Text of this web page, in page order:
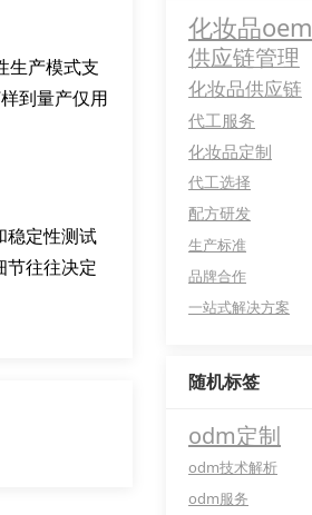
生产模式支
到量产仅用
稳定性测试
节往往决定
化妆品oem
供应链管理
化妆品供应链
代工服务
化妆品定制
代工选择
配方研发
生产标准
品牌合作
一站式解决方案
随机标签
odm定制
odm技术解析
odm服务